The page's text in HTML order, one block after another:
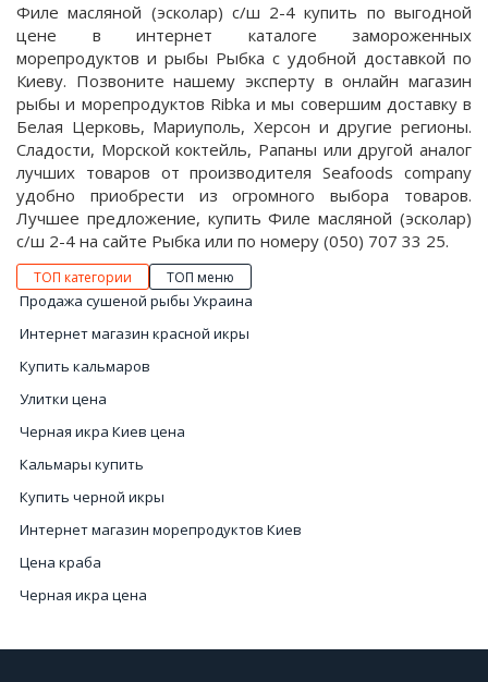
Филе масляной (эсколар) с/ш 2-4 купить по выгодной
цене в интернет каталоге замороженных
морепродуктов и рыбы Рыбка с удобной доставкой по
Киеву. Позвоните нашему эксперту в онлайн магазин
рыбы и морепродуктов Ribka и мы совершим доставку в
Белая Церковь, Мариуполь, Херсон и другие регионы.
Сладости, Морской коктейль, Рапаны или другой аналог
лучших товаров от производителя Seafoods company
удобно приобрести из огромного выбора товаров.
Лучшее предложение, купить Филе масляной (эсколар)
с/ш 2-4 на сайте Рыбка или по номеру (050) 707 33 25.
ТОП категории ТОП меню
Продажа сушеной рыбы Украина
Интернет магазин красной икры
Купить кальмаров
Улитки цена
Черная икра Киев цена
Кальмары купить
Купить черной икры
Интернет магазин морепродуктов Киев
Цена краба
Черная икра цена